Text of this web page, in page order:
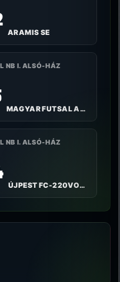
ARAMIS SE
NB I. ALSÓ-HÁZ
MAGYAR FUTSAL AKADÉMIA
NB I. ALSÓ-HÁZ
ÚJPEST FC-220VOLT